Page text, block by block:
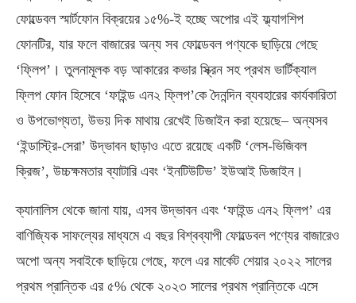
ফোল্ডেবল স্মার্টফোন বিক্রয়ের ১৫%-ই হচ্ছে অপোর এই ফ্ল্যাগশিপ
ফোনটির, যার ফলে বাজারের অন্য সব ফোল্ডেবল পণ্যকে ছাড়িয়ে গেছে
‘ফ্লিপ’। তুলনামূলক বড় আকারের কভার স্ক্রিন সহ প্রথম ভার্টিক্যাল
ফ্লিপ ফোন হিসেবে ‘ফাইন্ড এন২ ফ্লিপ’কে দৈনন্দিন ব্যবহারের কার্যকারিতা
ও উপভোগ্যতা, উভয় দিক মাথায় রেখেই ডিজাইন করা হয়েছে– অন্যসব
‘ইন্ডাস্ট্রি-সেরা’ উদ্ভাবন ছাড়াও এতে রয়েছে একটি ‘লেস-ভিজিবল
ক্রিজ’, উচ্চক্ষমতার ব্যাটারি এবং ‘ইনটিউটিভ’ ইউআই ডিজাইন।
ক্যানালিস থেকে জানা যায়, এসব উদ্ভাবন এবং ‘ফাইন্ড এন২ ফ্লিপ’ এর
বাণিজ্যিক সাফল্যের মাধ্যমে এ বছর বিশ্বব্যাপী ফোল্ডেবল পণ্যের বাজারেও
অপো অন্য সবাইকে ছাড়িয়ে গেছে, ফলে এর মার্কেট শেয়ার ২০২২ সালের
প্রথম প্রান্তিক এর ৫% থেকে ২০২৩ সালের প্রথম প্রান্তিকে এসে